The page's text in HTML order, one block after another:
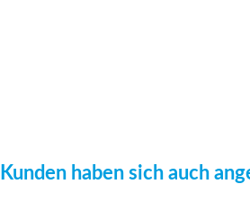
Produktgalerie überspringen
Kunden haben sich auch